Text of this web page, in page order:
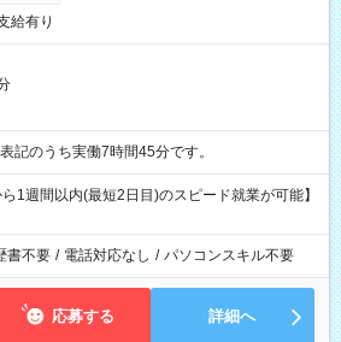
給有り
～17:00 ※表記のうち実働7時間45分です。
1週間以内(最短2日目)のスピード就業が可能】
書不要 / 電話対応なし / パソコンスキル不要
応募する 詳細へ